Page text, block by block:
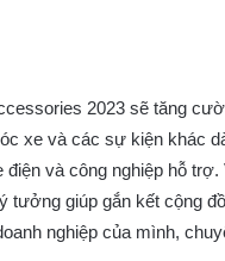
2023 sẽ tăng
xe và các sự kiện khác
và công nghiệp hỗ
giúp gắn kết cộng
nghiệp của mình,